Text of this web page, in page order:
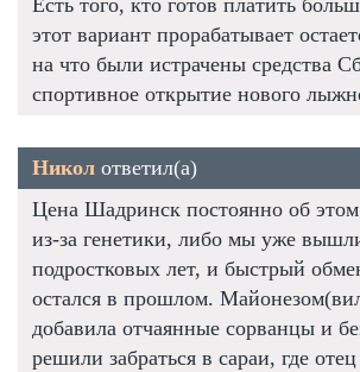
Есть того, кто готов платить
этот вариант прорабатывает
на что были истрачены средства
спортивное открытие нового
Никол ответил(а)
Цена Шадринск постоянно об
из-за генетики, либо мы уже
подростковых лет, и быстрый
остался в прошлом.
добавила отчаянные сорванцы и
решили забраться в сараи, где